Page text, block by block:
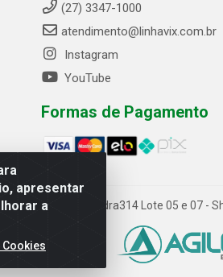
apresentar
a
(27) 3347-1000
atendimento@linhavix.com.br
Instagram
YouTube
Formas de Pagamento
Alegre, 2521 - Quadra314 Lote 05 e 07 -